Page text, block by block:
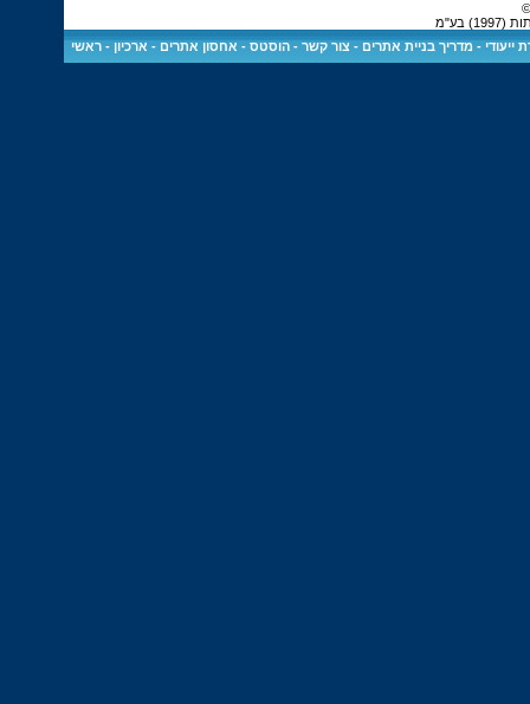
בע"מ
ייעודי -מדריך בניית אתרים -צור קשר -הוסטס - אחסון אתרים - ארכיון -ראשי